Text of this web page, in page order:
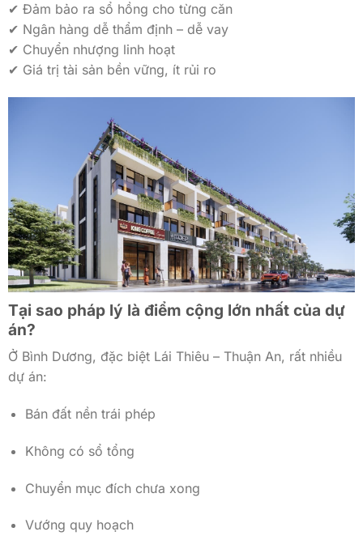
✔ Đảm bảo ra sổ hồng cho từng căn
✔ Ngân hàng dễ thẩm định – dễ vay
✔ Chuyển nhượng linh hoạt
✔ Giá trị tài sản bền vững, ít rủi ro
Tại sao pháp lý là điểm cộng lớn nhất của dự
án?
Ở Bình Dương, đặc biệt Lái Thiêu – Thuận An, rất nhiều
dự án:
Bán đất nền trái phép
Không có sổ tổng
Chuyển mục đích chưa xong
Vướng quy hoạch